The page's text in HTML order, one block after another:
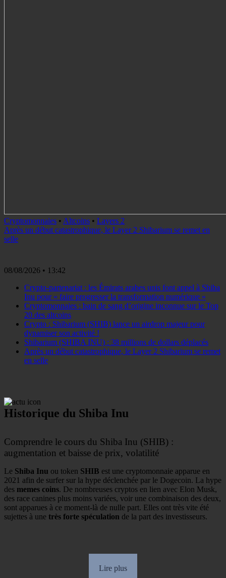
Cryptomonnaies • Altcoins • Layers 2
Après un début catastrophique, le Layer 2 Shibarium se remet en
selle
08/08/2026 • 13:42
Crypto-partenariat : les Émirats arabes unis font appel à Shiba
Inu pour « faire progresser la transformation numérique »
Cryptomonnaies : bain de sang d’origine inconnue sur le Top
20 des altcoins
Crypto : Shibarium (SHIB) lance un airdrop majeur pour
dynamiser son activité !
Shibarium (SHIBA INU) : 38 millions de dollars déplacés
Après un début catastrophique, le Layer 2 Shibarium se remet
en selle
Historique du Shiba Inu
Comprendre le cours du Shiba Inu (SHIB) :
augmentation et baisse de prix, volatilité
Le Shiba Inu ou token SHIB est une cryptomonnaie apparue en
2021 afin de surfer sur la hype déclenchée par le Dogecoin. La hype
des memes coins. De nombreuses cryptos en lien avec Elon Musk,
des race canines plus moins variées, voir une combinaison des deux,
sont apparues à ce moment-là de nulle part. Elles ont très vite été
sujettes à une très forte spéculation de la part des investisseurs.
Lire plus